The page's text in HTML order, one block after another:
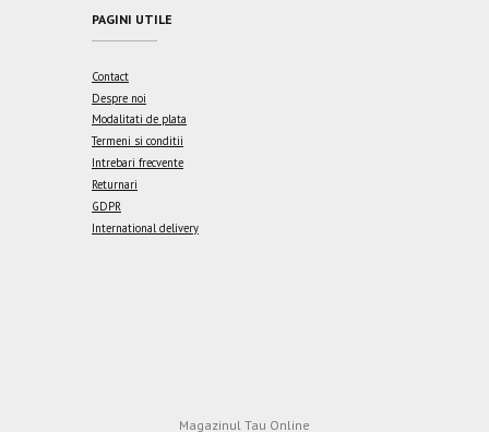
PAGINI UTILE
Contact
Despre noi
Modalitati de plata
Termeni si conditii
Intrebari frecvente
Returnari
GDPR
International delivery
Magazinul Tau Online